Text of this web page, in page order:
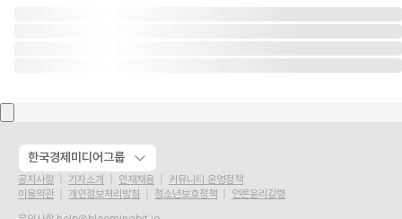
한국경제미디어그룹
공지사항 기자소개 인재채용
커뮤니티 운영정책
이용약관
개인정보처리방침 청소년보호정책
언론윤리강령